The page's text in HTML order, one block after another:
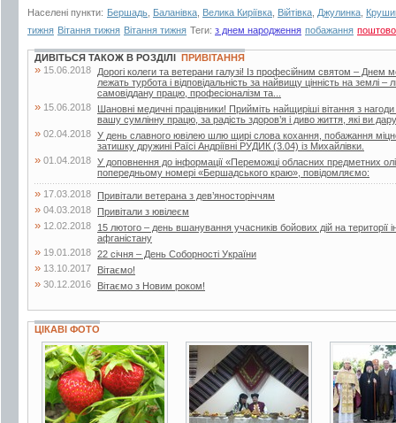
Населені пункти: Бершадь Баланівка Велика Киріївка Війтівка Джулинка
тижня Вітання тижня Вітання тижня Теги: з днем народження побажання
ДИВІТЬСЯ ТАКОЖ В РОЗДІЛІ ПРИВІТАННЯ
» 15.06.2018
Дорогі колеги та ветерани галузі! Із професійним святом –
лежать турбота і відповідальність за найвищу цінність на землі
самовіддану працю, професіоналізм та...
» 15.06.2018
Шановні медичні працівники! Прийміть найщиріші вітання з
вашу сумлінну працю, за радість здоров’я і диво життя, які ви
» 02.04.2018 У день славного ювілею шлю щирі слова кохання, побажання
затишку дружині Раїсі Андріївні РУДИК (3.04) із Михайлівки.
» 01.04.2018 У доповнення до інформації «Переможці обласних предметних
попередньому номері «Бершадського краю», повідомляємо:
» 17.03.2018 Привітали ветерана з дев’яносторіччям
» 04.03.2018 Привітали з ювілеєм
» 12.02.2018
15 лютого – день вшанування учасників бойових дій на території
афганістану
» 19.01.2018 22 січня – День Соборності України
» 13.10.2017 Вітаємо!
» 30.12.2016 Вітаємо з Новим роком!
ЦІКАВІ ФОТО
7 фото 5 фото 3 фото